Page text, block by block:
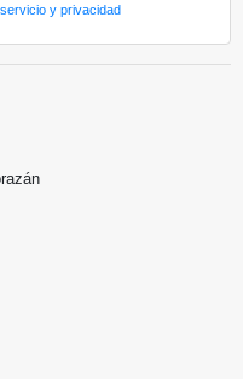
y privacidad